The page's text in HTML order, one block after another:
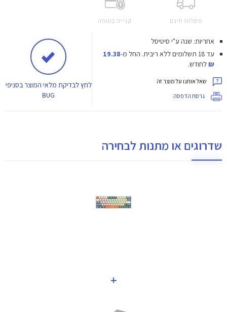
משלוח חינם קנייה בטוחה
אחריות: שנה ע"י סיטיסל
עד 18 תשלומים ללא ריבית.
החל מ-19.38
₪לחודש.
שאל אותנו על מוצר זה
גרסת הדפסה
לחץלבדיקת מלאי המוצר בסניפי
BUG
שדרוגים או מתנות לבחירה
+